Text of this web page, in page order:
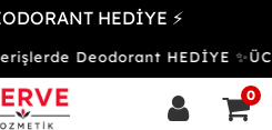
HEDİYE ⚡
Deodorant HEDİYE
0